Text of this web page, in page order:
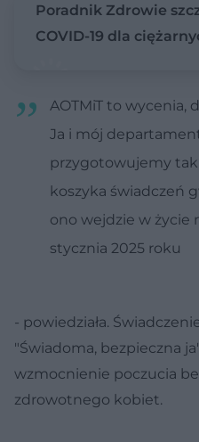
Poradnik Zdrowie
COVID-19 dla
AOTMiT to wycenia,
Ja i mój
przygotowujemy
koszyka świadczeń
ono wejdzie w życie
stycznia 2025 roku
- powiedziała.
"Świadoma, bezpieczna
wzmocnienie poczucia
zdrowotnego kobiet.